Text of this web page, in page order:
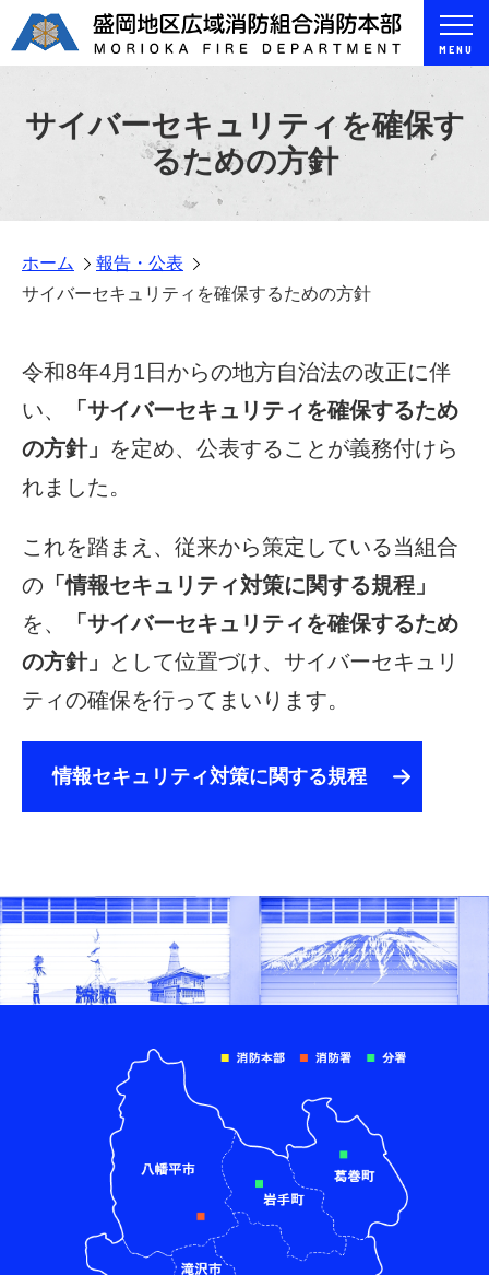
MENU
サイバーセキュリティを確保す
るための方針
ホーム
報告・公表
サイバーセキュリティを確保するための方針
令和8年4月1日からの地方自治法の改正に伴
い、
「サイバーセキュリティを確保するため
の方針」 を定め、公表することが義務付けら
れました。
これを踏まえ、従来から策定している当組合
の 「情報セキュリティ対策に関する規程」
を、
「サイバーセキュリティを確保するため
の方針」
として位置づけ、サイバーセキュリ
ティの確保を行ってまいります。
情報セキュリティ対策に関する規程